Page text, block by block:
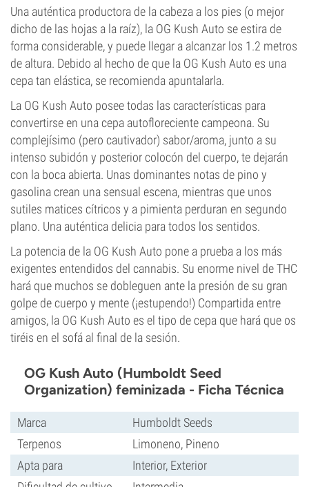
Una auténtica productora de la cabeza a los pies (o mejor
dicho de las hojas a la raíz), la OG Kush Auto se estira de
forma considerable, y puede llegar a alcanzar los 1.2 metros
de altura. Debido al hecho de que la OG Kush Auto es una
cepa tan elástica, se recomienda apuntalarla.
La OG Kush Auto posee todas las características para
convertirse en una cepa autofloreciente campeona. Su
complejísimo (pero cautivador) sabor/aroma, junto a su
intenso subidón y posterior colocón del cuerpo, te dejarán
con la boca abierta. Unas dominantes notas de pino y
gasolina crean una sensual escena, mientras que unos
sutiles matices cítricos y a pimienta perduran en segundo
plano. Una auténtica delicia para todos los sentidos.
La potencia de la OG Kush Auto pone a prueba a los más
exigentes entendidos del cannabis. Su enorme nivel de THC
hará que muchos se dobleguen ante la presión de su gran
golpe de cuerpo y mente (¡estupendo!) Compartida entre
amigos, la OG Kush Auto es el tipo de cepa que hará que os
tiréis en el sofá al final de la sesión.
OG Kush Auto (Humboldt Seed
Organization) feminizada - Ficha Técnica
Marca
Humboldt Seeds
Terpenos
Limoneno, Pineno
Apta para
Interior, Exterior